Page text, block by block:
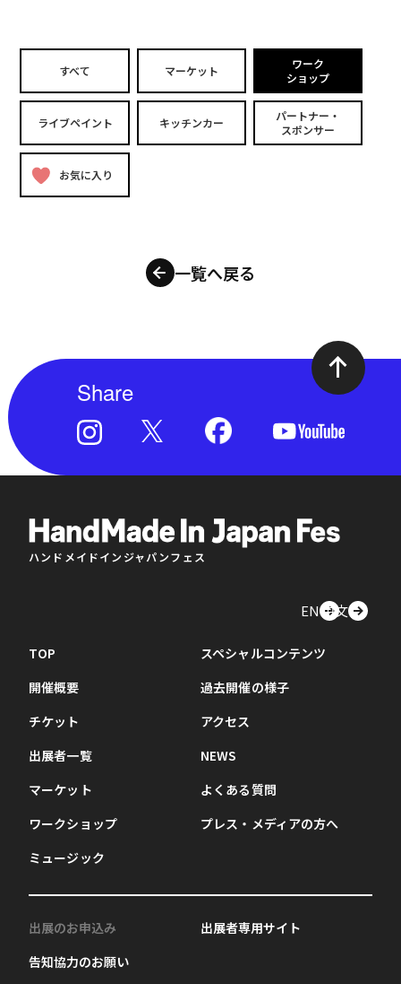
すべて マーケット
ワーク
ショップ
ライブペイント キッチンカー
パートナー・
スポンサー
お気に入り
一覧へ戻る
Share
ハンドメイドインジャパンフェス
EN中文
TOP
開催概要
チケット
出展者一覧
マーケット
ワークショップ
ミュージック
スペシャルコンテンツ
過去開催の様子
アクセス
NEWS
よくある質問
プレス・メディアの方へ
出展のお申込み
告知協力のお願い
出展者専用サイト